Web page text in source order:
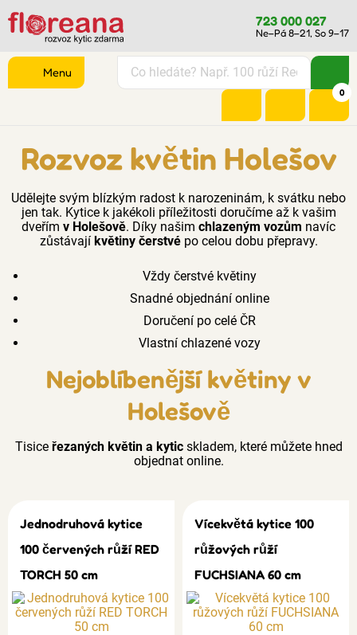
723 000 027
Ne–Pá 8–21, So 9–17
0
Menu
Rozvoz květin Holešov
Udělejte svým blízkým radost k narozeninám, k svátku nebo
jen tak. Kytice k jakékoli příležitosti doručíme až k vašim
dveřím v Holešově. Díky našim chlazeným vozům navíc
zůstávají květiny čerstvépo celou dobu přepravy.
Vždy čerstvé květiny
Snadné objednání online
Doručení po celé ČR
Vlastní chlazené vozy
Nejoblíbenější květiny v
Holešově
Tisice řezaných květin a kyticskladem, které můžete hned
objednat online.
Jednodruhová kytice
100 červených růží RED
TORCH 50 cm
Vícekvětá kytice 100
růžových růží
FUCHSIANA 60 cm